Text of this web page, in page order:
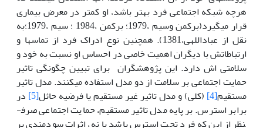
هرچه شبکه اجتماعی فرد بهتر باشد، او کم­تر در معرض بیماری
قرار می­گیرد(برکمن وسیم ،1979؛ برکمن ،1984 ؛ سیم ،1979؛به
نقل از عباداللهی،1381). هم­چنین نوع ادراک فرد از تماس­ها و
ارتباطاتش با دیگران اهمیت خاصی در احساس او نسبت به خود و
سلامتی اش دارد. این پژوهش­گران برای تبیین چگونگی تاثیر
حمایت اجتماعی بر سلامت از دو مدل استفاده می­کنند. مدل تاثیر
مستقیم[4] (کلی) و مدل تاثیر غیر مستقیم یا فرضیه حائل[5] در
برابر استرس. بر پایه مدل تاثیر مستقیم، حمایت اجتماعی صرف­
نظر از این که فرد تحت استرس باشد یا نه، اثرات سودمندی بر